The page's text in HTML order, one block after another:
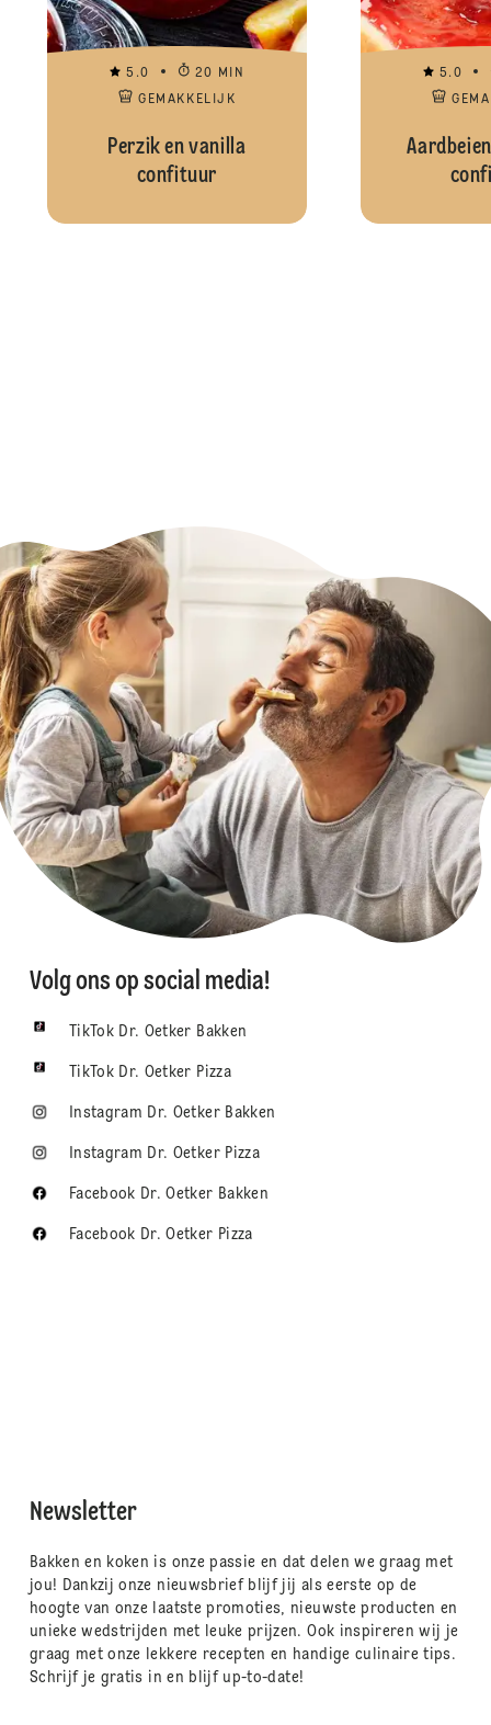
5.0
20 MIN
GEMAKKELIJK
Perzik en vanilla
confituur
5.0
Volg ons op social media!
TikTok Dr. Oetker Bakken
TikTok Dr. Oetker Pizza
Instagram Dr. Oetker Bakken
Instagram Dr. Oetker Pizza
Facebook Dr. Oetker Bakken
Facebook Dr. Oetker Pizza
Newsletter
Bakken en koken is onze passie en dat delen we graag met
jou! Dankzij onze nieuwsbrief blijf jij als eerste op de
hoogte van onze laatste promoties, nieuwste producten en
unieke wedstrijden met leuke prijzen. Ook inspireren wij je
graag met onze lekkere recepten en handige culinaire tips.
Schrijf je gratis in en blijf up-to-date!